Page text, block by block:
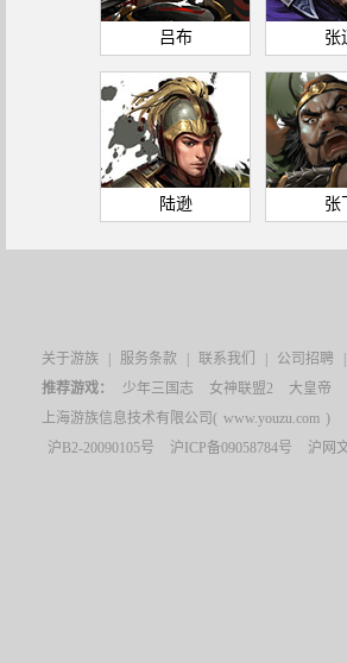
吕布 张
陆逊 张
关于游族 服务条款 联系我们 公司招聘
推荐游戏：
少年三国志 女神联盟2 大皇帝
上海游族信息技术有限公司( www.youzu.com )
沪B2-20090105号
沪ICP备09058784号 沪网